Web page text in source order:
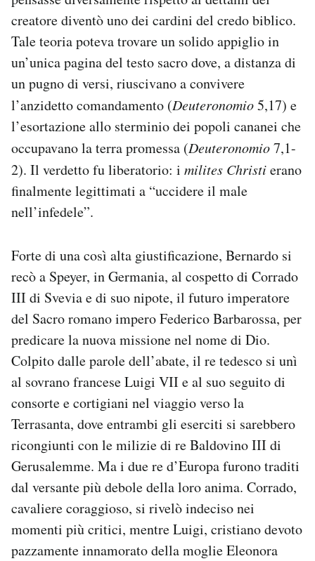
creatore diventò uno dei cardini del credo biblico.
Tale teoria poteva trovare un solido appiglio in
un’unica pagina del testo sacro dove, a distanza di
un pugno di versi, riuscivano a convivere
l’anzidetto comandamento (Deuteronomio5,17) e
l’esortazione allo sterminio dei popoli cananei che
occupavano la terra promessa (Deuteronomio7,1-
2). Il verdetto fu liberatorio: i milites Christierano
finalmente legittimati a “uccidere il male
nell’infedele”.
Forte di una così alta giustificazione, Bernardo si
recò a Speyer, in Germania, al cospetto di Corrado
III di Svevia e di suo nipote, il futuro imperatore
del Sacro romano impero Federico Barbarossa, per
predicare la nuova missione nel nome di Dio.
Colpito dalle parole dell’abate, il re tedesco si unì
al sovrano francese Luigi VII e al suo seguito di
consorte e cortigiani nel viaggio verso la
Terrasanta, dove entrambi gli eserciti si sarebbero
ricongiunti con le milizie di re Baldovino III di
Gerusalemme. Ma i due re d’Europa furono traditi
dal versante più debole della loro anima. Corrado,
cavaliere coraggioso, si rivelò indeciso nei
momenti più critici, mentre Luigi, cristiano devoto
pazzamente innamorato della moglie Eleonora